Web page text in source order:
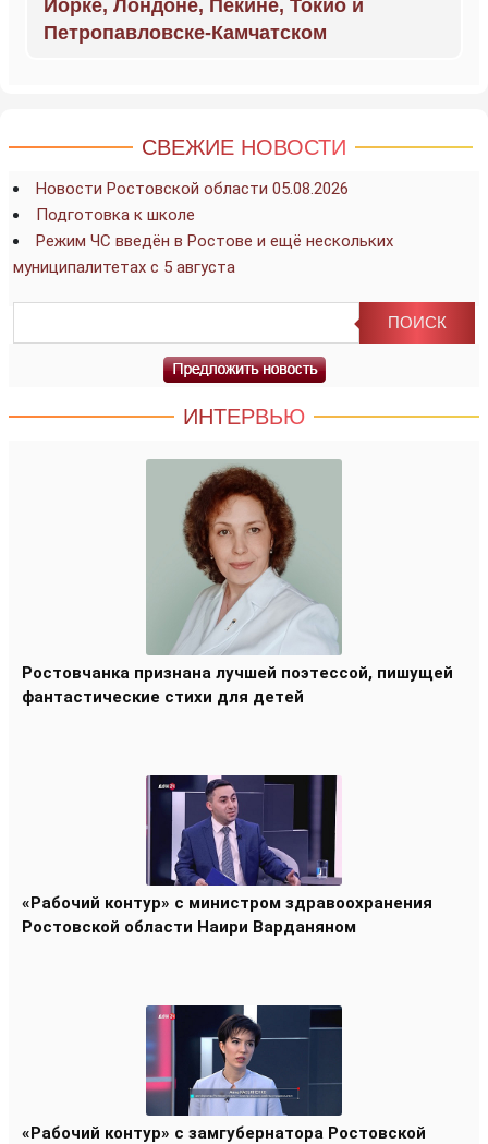
Йорке, Лондоне, Пекине, Токио и
Петропавловске-Камчатском
СВЕЖИЕ НОВОСТИ
Новости Ростовской области 05.08.2026
Подготовка к школе
Режим ЧС введён в Ростове и ещё нескольких
муниципалитетах с 5 августа
ИНТЕРВЬЮ
Ростовчанка признана лучшей поэтессой, пишущей
фантастические стихи для детей
«Рабочий контур» с министром здравоохранения
Ростовской области Наири Варданяном
«Рабочий контур» с замгубернатора Ростовской